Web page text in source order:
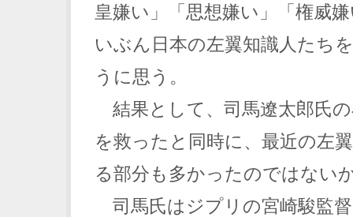
皇嫌い」「思想嫌い」「権威
いぶん日本の左翼知識人たち
うに思う。
結果として、司馬遼太郎氏
を救ったと同時に、最近の左
る部分も多かったのではない
司馬氏はジプリの宮崎駿監